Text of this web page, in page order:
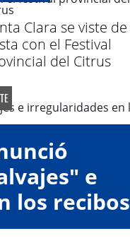
Clara se viste de
con el Festival
del Citrus
e
los recibos